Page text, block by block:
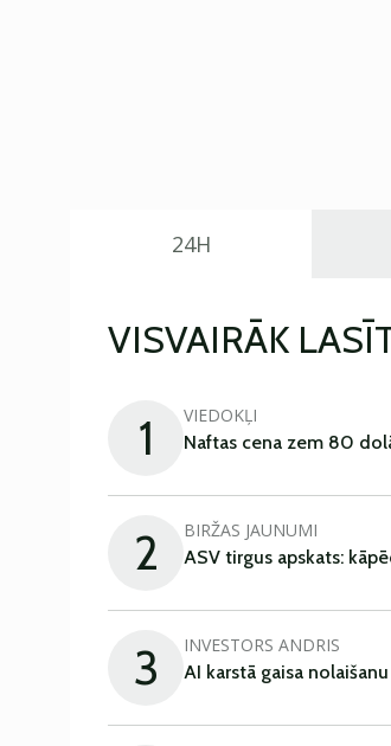
24H
VISVAIRĀK
1 VIEDOKĻI
Naftas cena zem 80
2 BIRŽAS JAUNUMI
ASV tirgus apskats:
3 INVESTORS ANDRIS
AI karstā gaisa